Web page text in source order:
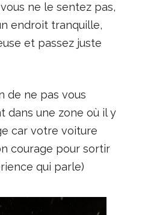
ne le sentez pas,
endroit tranquille,
et passez juste
de ne pas vous
dans une zone où il y
car votre voiture
courage pour sortir
qui parle)